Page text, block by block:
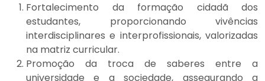
Fortalecimento da formação cidadã dos
estudantes, proporcionando vivências
interdisciplinares e interprofissionais, valorizadas
na matriz curricular.
Promoção da troca de saberes entre a
universidade e a sociedade, assegurando a